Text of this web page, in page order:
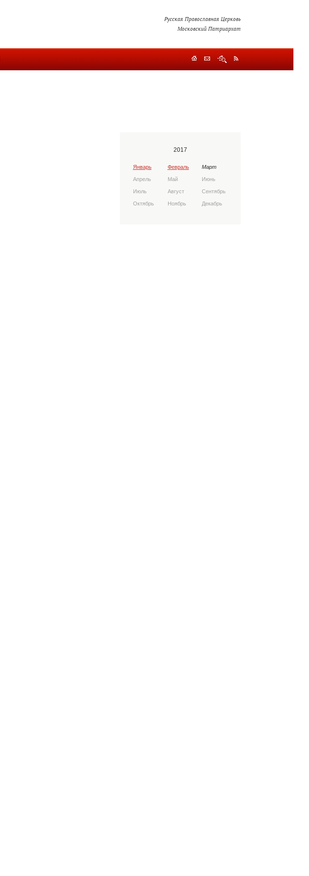
Русская Православная Церковь
Московский Патриархат
2017
Январь Февраль Март
Апрель Май Июнь
Июль Август Сентябрь
Октябрь Ноябрь Декабрь